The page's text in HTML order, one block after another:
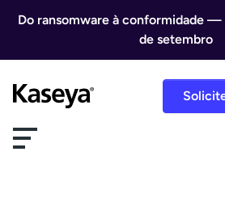
Do ransomware à conformidade
de setembro